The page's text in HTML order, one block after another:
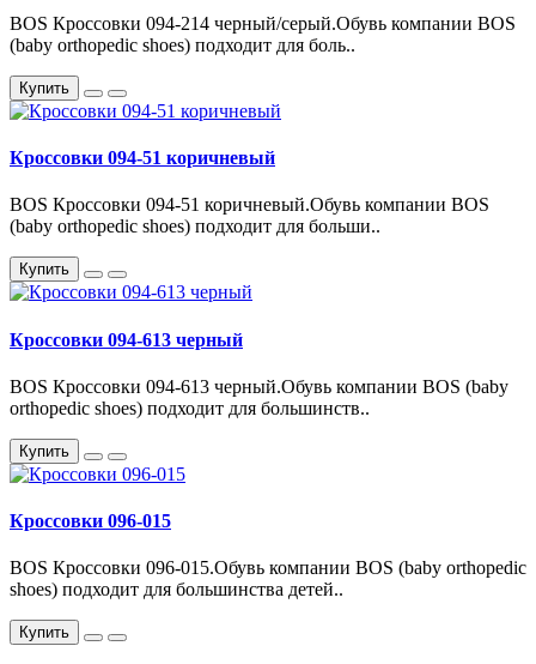
BOS Кроссовки 094-214 черный/серый.Обувь компании BOS
(baby orthopedic shoes) подходит для боль..
Купить
Кроссовки 094-51 коричневый
BOS Кроссовки 094-51 коричневый.Обувь компании BOS
(baby orthopedic shoes) подходит для больши..
Купить
Кроссовки 094-613 черный
BOS Кроссовки 094-613 черный.Обувь компании BOS (baby
orthopedic shoes) подходит для большинств..
Купить
Кроссовки 096-015
BOS Кроссовки 096-015.Обувь компании BOS (baby orthopedic
shoes) подходит для большинства детей..
Купить